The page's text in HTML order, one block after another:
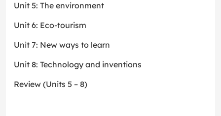
Unit 5: The environment
Unit 6: Eco-tourism
Unit 7: New ways to learn
Unit 8: Technology and inventions
Review (Units 5 – 8)